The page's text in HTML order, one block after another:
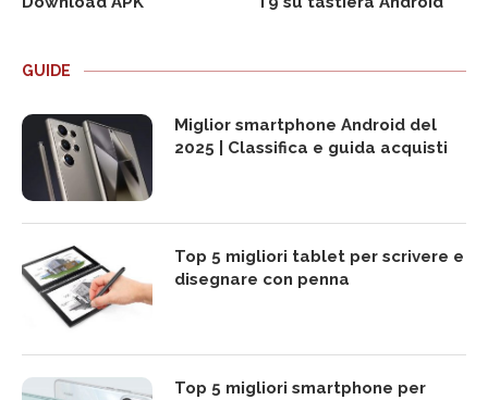
GUIDE
Miglior smartphone Android del
2025 | Classifica e guida acquisti
Top 5 migliori tablet per scrivere e
disegnare con penna
Top 5 migliori smartphone per